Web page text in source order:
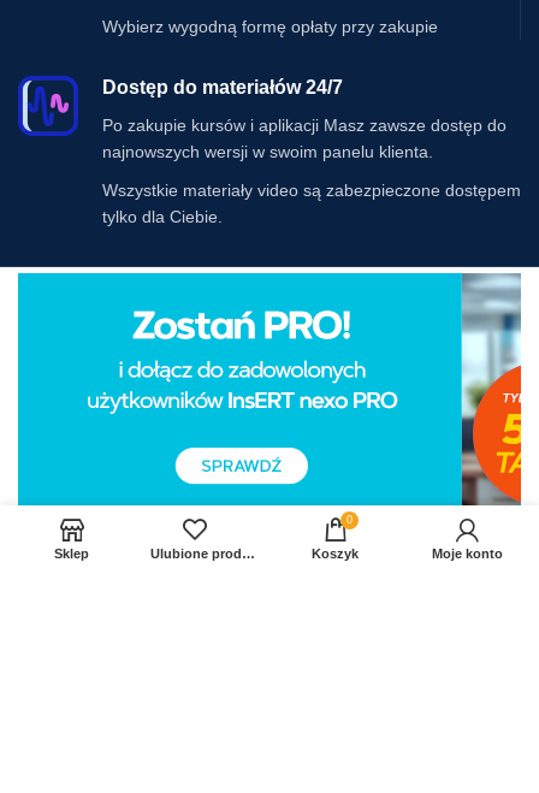
Wybierz wygodną formę opłaty przy zakupie
Dostęp do materiałów 24/7
Po zakupie kursów i aplikacji Masz zawsze dostęp do
najnowszych wersji w swoim panelu klienta.
Wszystkie materiały video są zabezpieczone dostępem
tylko dla Ciebie.
Sklep Ulubione produkty
0
Koszyk Moje konto